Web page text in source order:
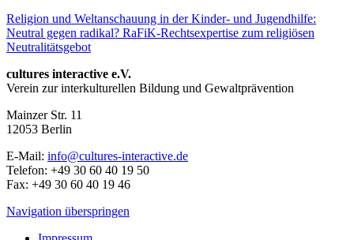
Religion und Weltanschauung in der Kinder- und Jugendhilfe:
Neutral gegen radikal? RaFiK-Rechtsexpertise zum religiösen
Neutralitätsgebot
cultures interactive e.V.
Verein zur interkulturellen Bildung und Gewaltprävention
Mainzer Str. 11
12053 Berlin
E-Mail: info@cultures-interactive.de
Telefon: +49 30 60 40 19 50
Fax: +49 30 60 40 19 46
Navigation überspringen